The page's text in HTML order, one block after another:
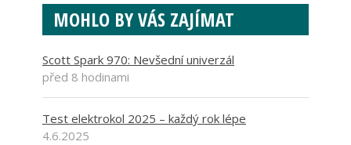
MOHLO BY VÁS ZAJÍMAT
Scott Spark 970: Nevšední univerzál
před 8 hodinami
Test elektrokol 2025 – každý rok lépe
4.6.2025